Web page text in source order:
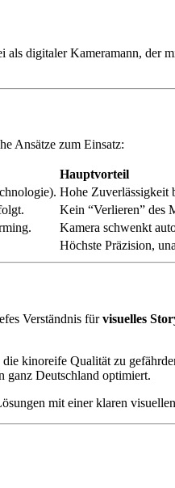
digitaler Kameramann, der
Ansätze zum Einsatz:
Hauptvorteil
Hohe Zuverlässigkeit
Kein “Verlieren” des
Kamera schwenkt
Höchste Präzision,
Verständnis fürvisuelles
kinoreife Qualität zu
ganz Deutschland optimiert.
mit einer klaren